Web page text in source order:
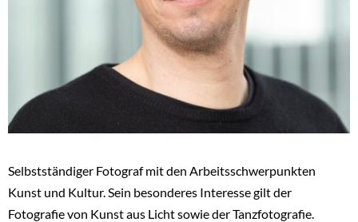
Selbstständiger Fotograf mit den Arbeitsschwerpunkten
Kunst und Kultur. Sein besonderes Interesse gilt der
Fotografie von Kunst aus Licht sowie der Tanzfotografie.